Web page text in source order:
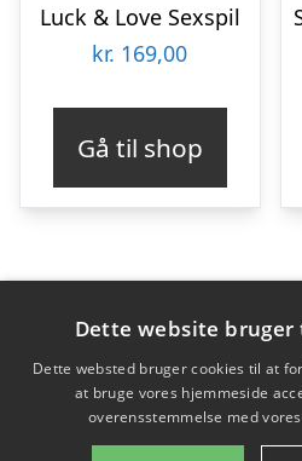
Luck & Love Sexspil
kr. 169,00
Gå til shop
Varekategorier
Produkter
Dette website bruger
Dette websted bruger cookies til at
at bruge vores hjemmeside
overensstemmelse med